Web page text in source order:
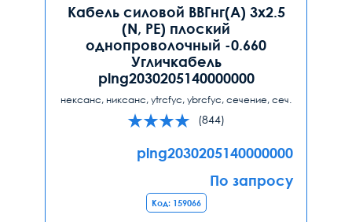
Кабель силовой ВВГнг(А) 3х2.5
(N, PE) плоский
однопроволочный -0.660
Угличкабель
plng2030205140000000
нексанс, никсанс, ytrcfyc, ybrcfyc, сечение, сеч.
(844)
plng2030205140000000
По запросу
Код: 159066